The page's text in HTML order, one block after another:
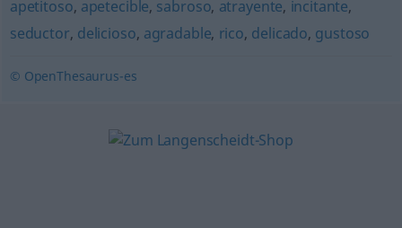
apetitoso, apetecible, sabroso, atrayente, incitante,
seductor, delicioso, agradable, rico, delicado, gustoso
© OpenThesaurus-es